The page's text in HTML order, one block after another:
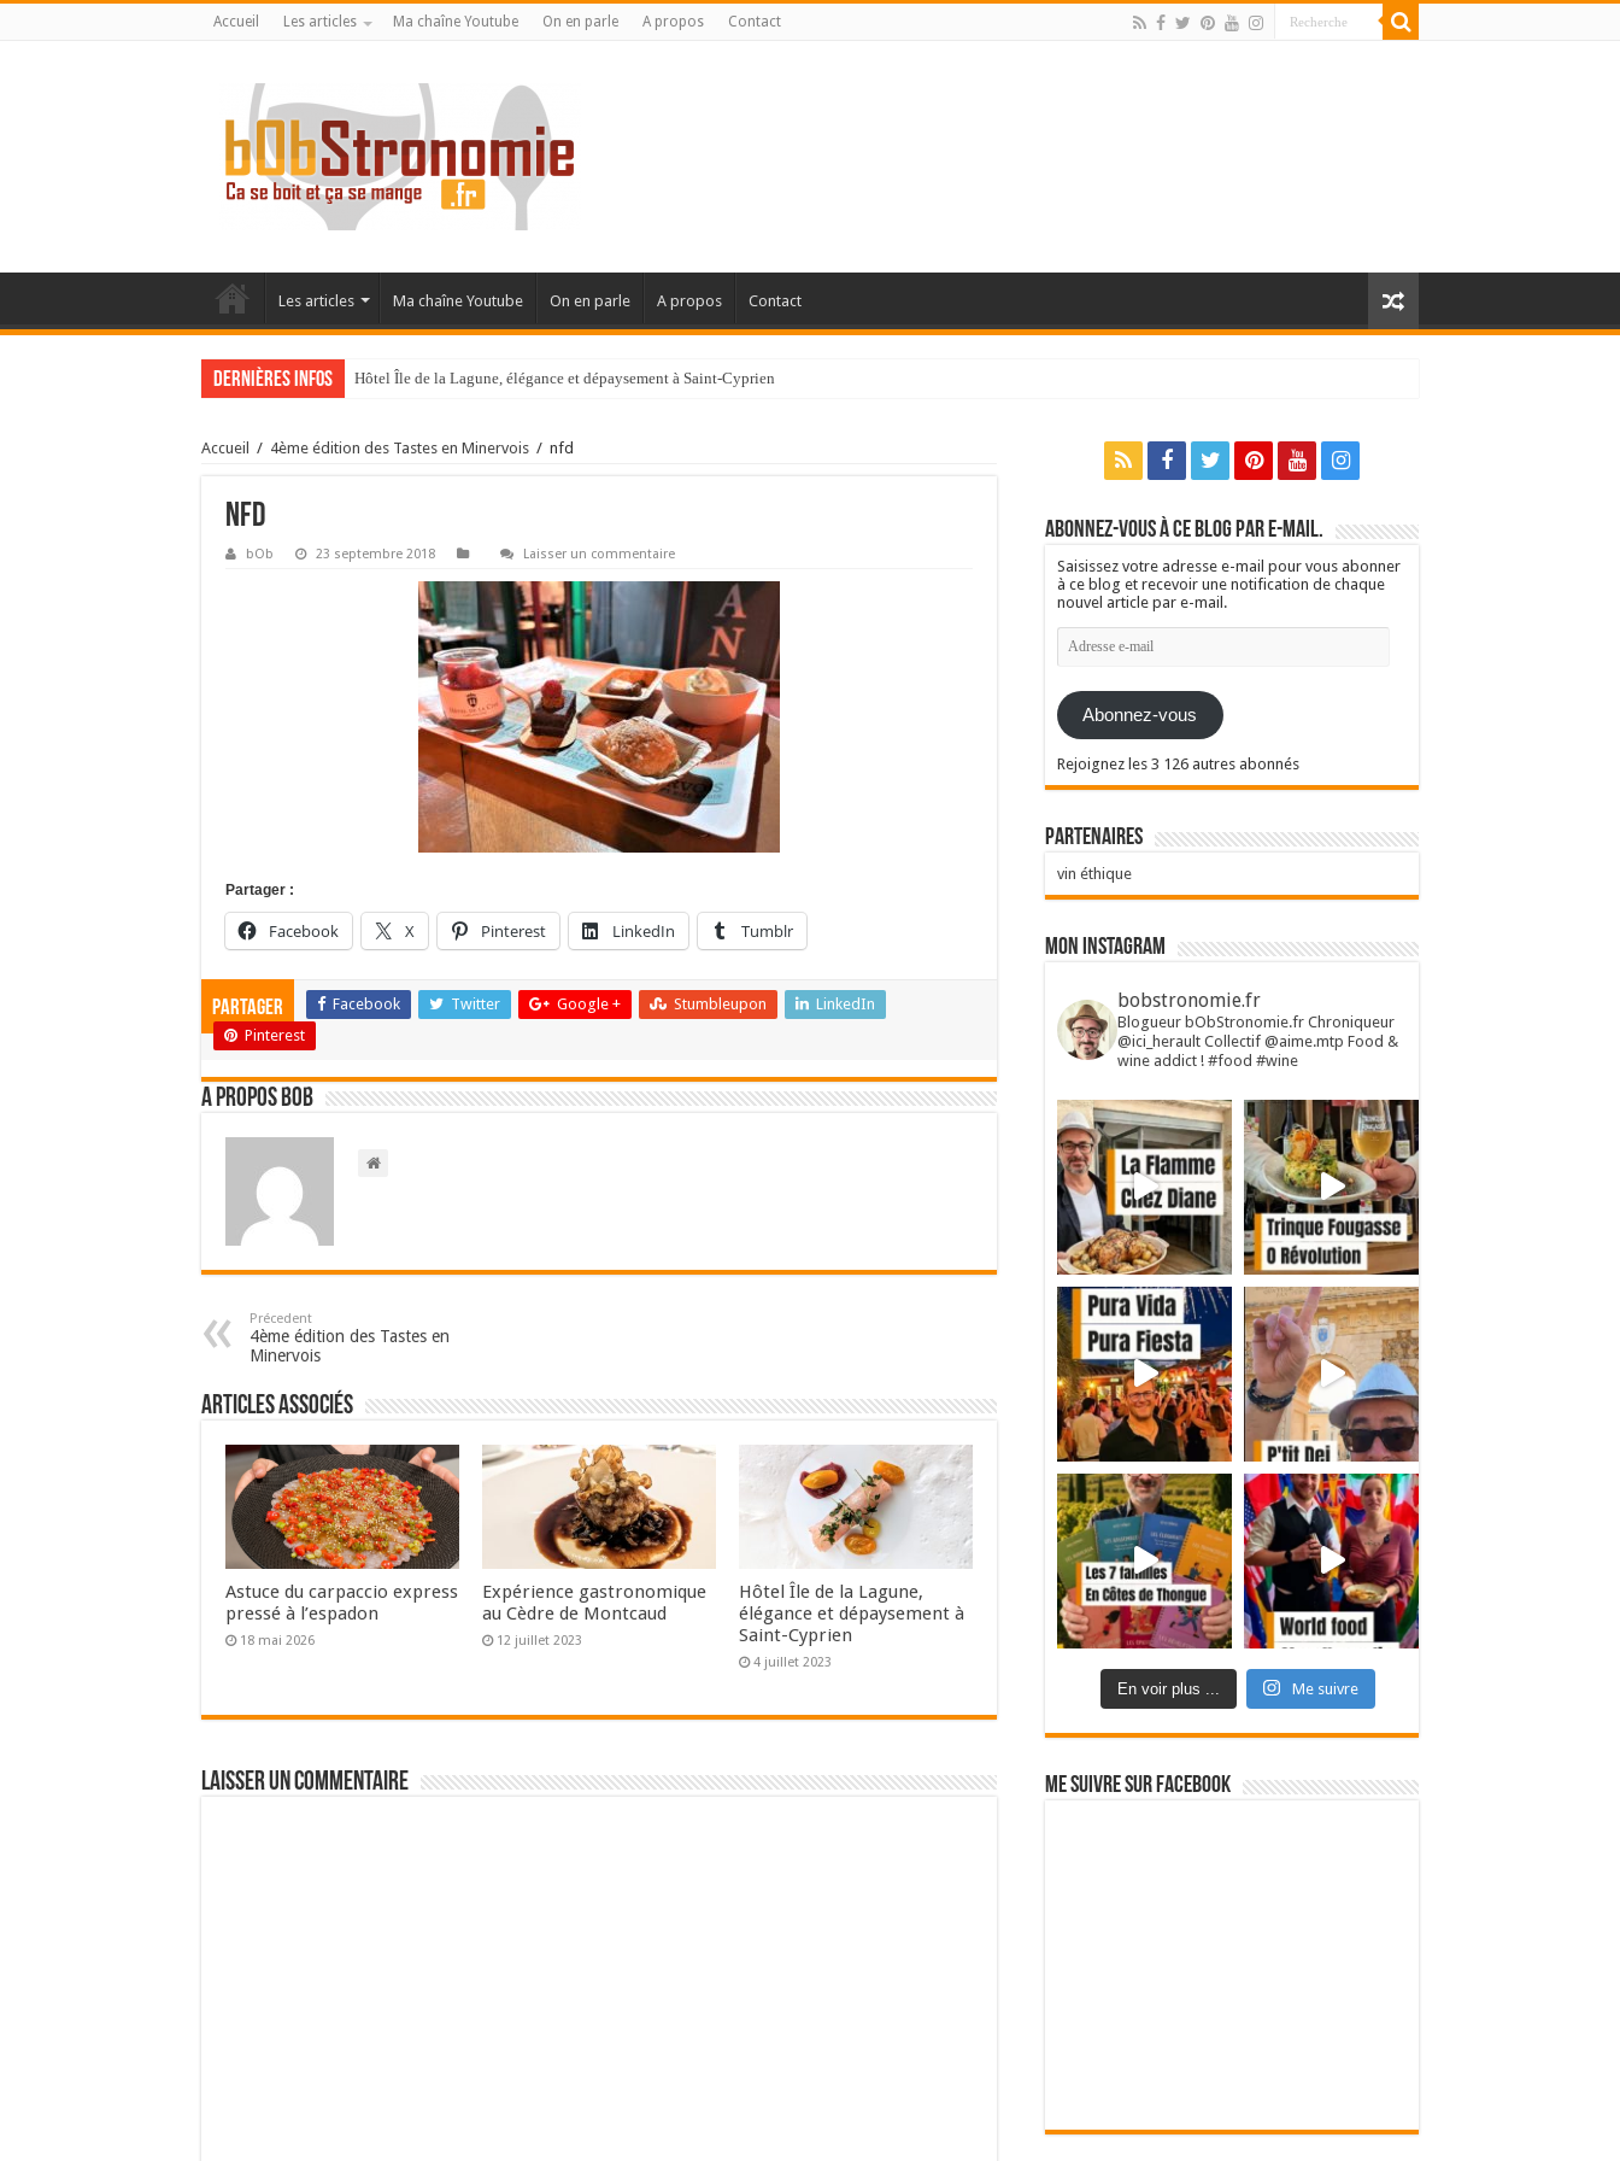
Accueil Les articles Ma chaîne Youtube On en parle A propos Contact
Les articles Ma chaîne Youtube On en parle A propos Contact
Dernières infos Hôtel Île de la Lagune, élégance et dépaysement à Saint-Cyprien
La Villa Duflot, pépite perpignanaise
Accueil / 4ème édition des Tastes en Minervois / nfd
nfd
bOb 23 septembre 2018 Laisser un commentaire
Partager :
Facebook X Pinterest LinkedIn Tumblr
Partager Facebook Twitter Google + Stumbleupon
LinkedIn
Pinterest
A propos bOb
Précedent
4ème édition des Tastes en
Minervois
Articles associés
Astuce du carpaccio express
pressé à l’espadon
18 mai 2026
Expérience gastronomique
au Cèdre de Montcaud
12 juillet 2023
Hôtel Île de la Lagune,
élégance et dépaysement à
Saint-Cyprien
4 juillet 2023
Laisser un commentaire
Abonnez-vous à ce blog par e-mail.
Saisissez votre adresse e-mail pour vous abonner
à ce blog et recevoir une notification de chaque
nouvel article par e-mail.
Adresse
e-
Abonnez-vous
Rejoignez les 3 126 autres abonnés
Partenaires
vin éthique
Mon Instagram
bobstronomie.fr
Blogueur bObStronomie.fr Chroniqueur
@ici_herault Collectif @aime.mtp Food &
wine addict ! #food #wine
En voir plus ... Me suivre
Me suivre sur Facebook